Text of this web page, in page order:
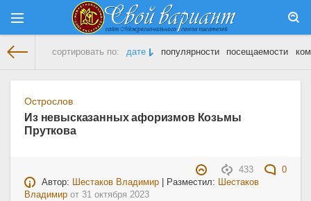
сортировать по: дате популярности посещаемости
Острослов
Из невысказанных афоризмов Козьмы
Пруткова
433
0
Автор: Шестаков Владимир | Разместил: Шестаков
Владимир от 31 октября 2023